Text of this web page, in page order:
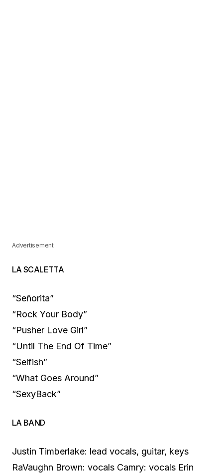
Advertisement
LA SCALETTA
“Señorita”
“Rock Your Body”
“Pusher Love Girl”
“Until The End Of Time”
“Selfish”
“What Goes Around”
“SexyBack”
LA BAND
Justin Timberlake: lead vocals, guitar, keys
RaVaughn Brown: vocals Camry: vocals Erin